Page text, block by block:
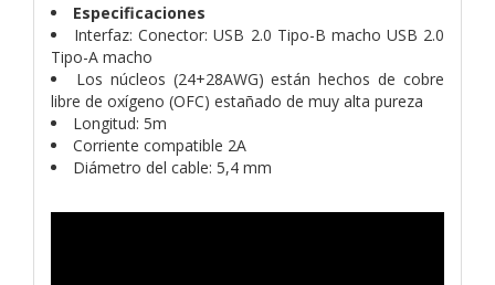
Especificaciones
Interfaz: Conector: USB 2.0 Tipo-B macho USB 2.0
Tipo-A macho
Los núcleos (24+28AWG) están hechos de cobre
libre de oxígeno (OFC) estañado de muy alta pureza
Longitud: 5m
Corriente compatible 2A
Diámetro del cable: 5,4 mm